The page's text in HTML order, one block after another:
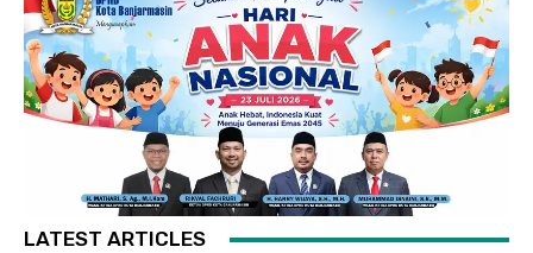
LATEST ARTICLES